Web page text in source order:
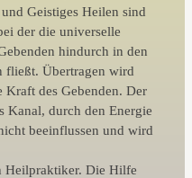
Geistiges Heilen sind
der die universelle
hindurch in den
fließt. Übertragen wird
des Gebenden. Der
Kanal, durch den Energie
beeinflussen und wird
Heilpraktiker. Die Hilfe